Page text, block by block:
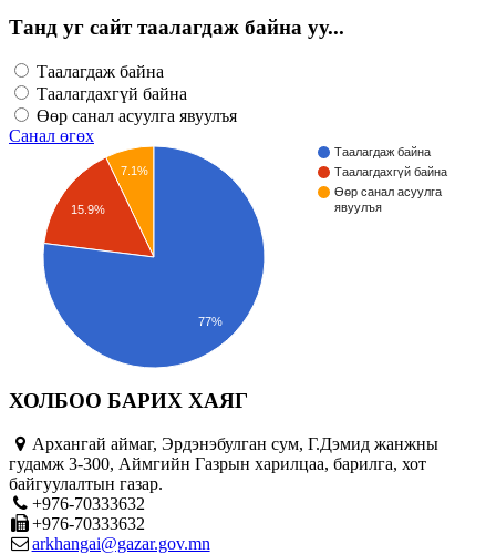
Танд уг сайт таалагдаж байна уу...
Таалагдаж байна
Таалагдахгүй байна
Өөр санал асуулга явуулъя
Санал өгөх
Таалагдаж байна
Таалагдахгүй байна
Өөр санал асуулга
явуулъя
7.1%
15.9%
77%
ХОЛБОО БАРИХ ХАЯГ
Архангай аймаг, Эрдэнэбулган сум, Г.Дэмид жанжны
гудамж 3-300, Аймгийн Газрын харилцаа, барилга, хот
байгуулалтын газар.
+976-70333632
+976-70333632
arkhangai@gazar.gov.mn